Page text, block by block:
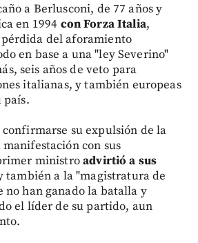
a Berlusconi, de 77 años y
en 1994 con Forza Italia,
del aforamiento
en base a una "ley Severino"
seis años de veto para
italianas, y también europeas
país.
su expulsión de la
con sus
ministroadvirtió a sus
también a la "magistratura de
no han ganado la batalla y
el líder de su partido, aun